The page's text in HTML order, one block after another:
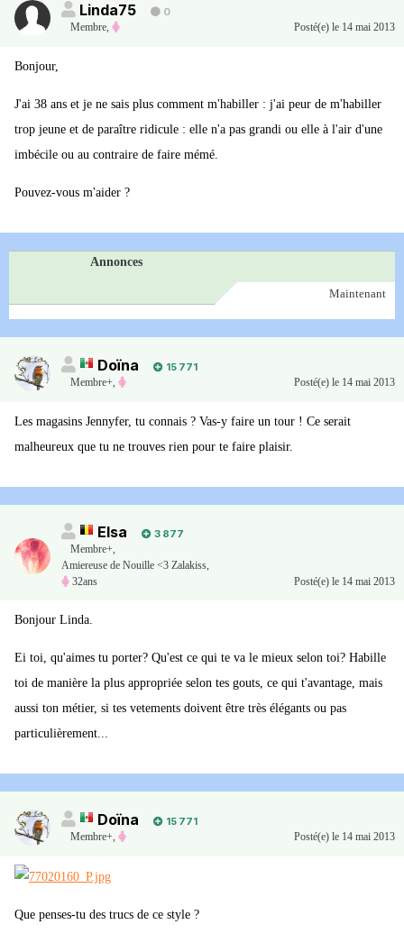
Linda75
0
Membre, Posté(e) le 14 mai 2013
Bonjour,
J'ai 38 ans et je ne sais plus comment m'habiller : j'ai peur de m'habiller
trop jeune et de paraître ridicule : elle n'a pas grandi ou elle à l'air d'une
imbécile ou au contraire de faire mémé.
Pouvez-vous m'aider ?
Annonces
Maintenant
Doïna
15 771
Membre+,
Posté(e) le 14 mai 2013
Les magasins Jennyfer, tu connais ? Vas-y faire un tour ! Ce serait
malheureux que tu ne trouves rien pour te faire plaisir.
Elsa
3 877
Membre+,
Amiereuse de Nouille <3 Zalakiss,
32ans
Posté(e) le 14 mai 2013
Bonjour Linda.
Ei toi, qu'aimes tu porter? Qu'est ce qui te va le mieux selon toi? Habille
toi de manière la plus appropriée selon tes gouts, ce qui t'avantage, mais
aussi ton métier, si tes vetements doivent être très élégants ou pas
particulièrement...
Doïna
15 771
Membre+,
Posté(e) le 14 mai 2013
Que penses-tu des trucs de ce style ?